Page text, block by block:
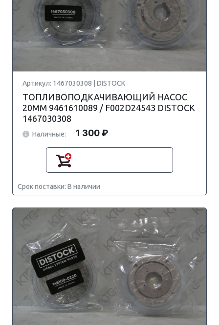
Артикул: 1467030308 | DISTOCK
ТОПЛИВОПОДКАЧИВАЮЩИЙ НАСОС
20MM 9461610089 / F002D24543 DISTOCK
1467030308
Наличные: 1 300 ₽
Срок поставки: В наличии